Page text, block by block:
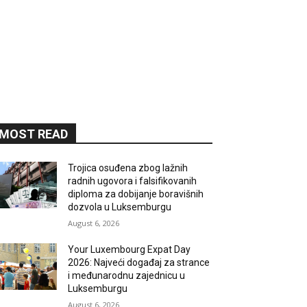
READ
Trojica osuđena zbog lažnih
radnih ugovora i falsifikovanih
diploma za dobijanje boravišnih
dozvola u Luksemburgu
August 6, 2026
Your Luxembourg Expat Day
2026: Najveći događaj za strance
i međunarodnu zajednicu u
Luksemburgu
August 6, 2026